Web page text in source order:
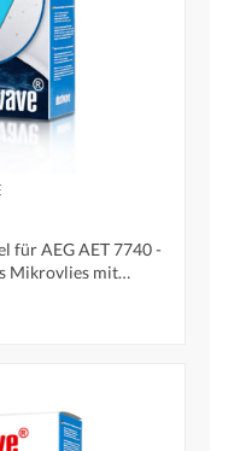
für AEG AET 7740 -
Mikrovlies mit
in Germany